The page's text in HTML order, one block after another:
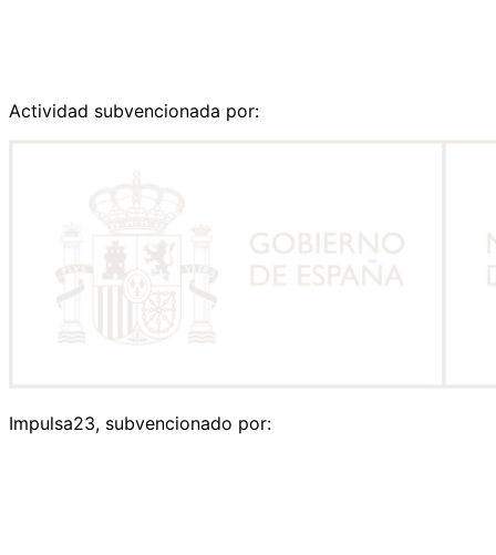
Actividad subvencionada por:
Impulsa23, subvencionado por: